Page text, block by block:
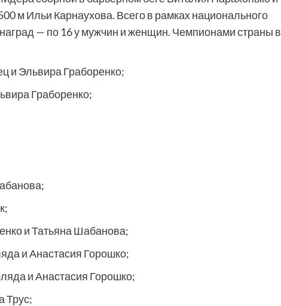
м Ильи Карнаухова. Всего в рамках национального
— по 16 у мужчин и женщин. Чемпионами страны в
и Эльвира Граборенко;
Граборенко;
и Татьяна Шабанова;
и Анастасия Горошко;
и Анастасия Горошко;
Трус;